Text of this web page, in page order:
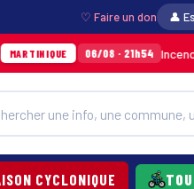
♡ Faire un don 👤
06/08 · 21h54 Incendie à Ducos
CYCLONIQUE